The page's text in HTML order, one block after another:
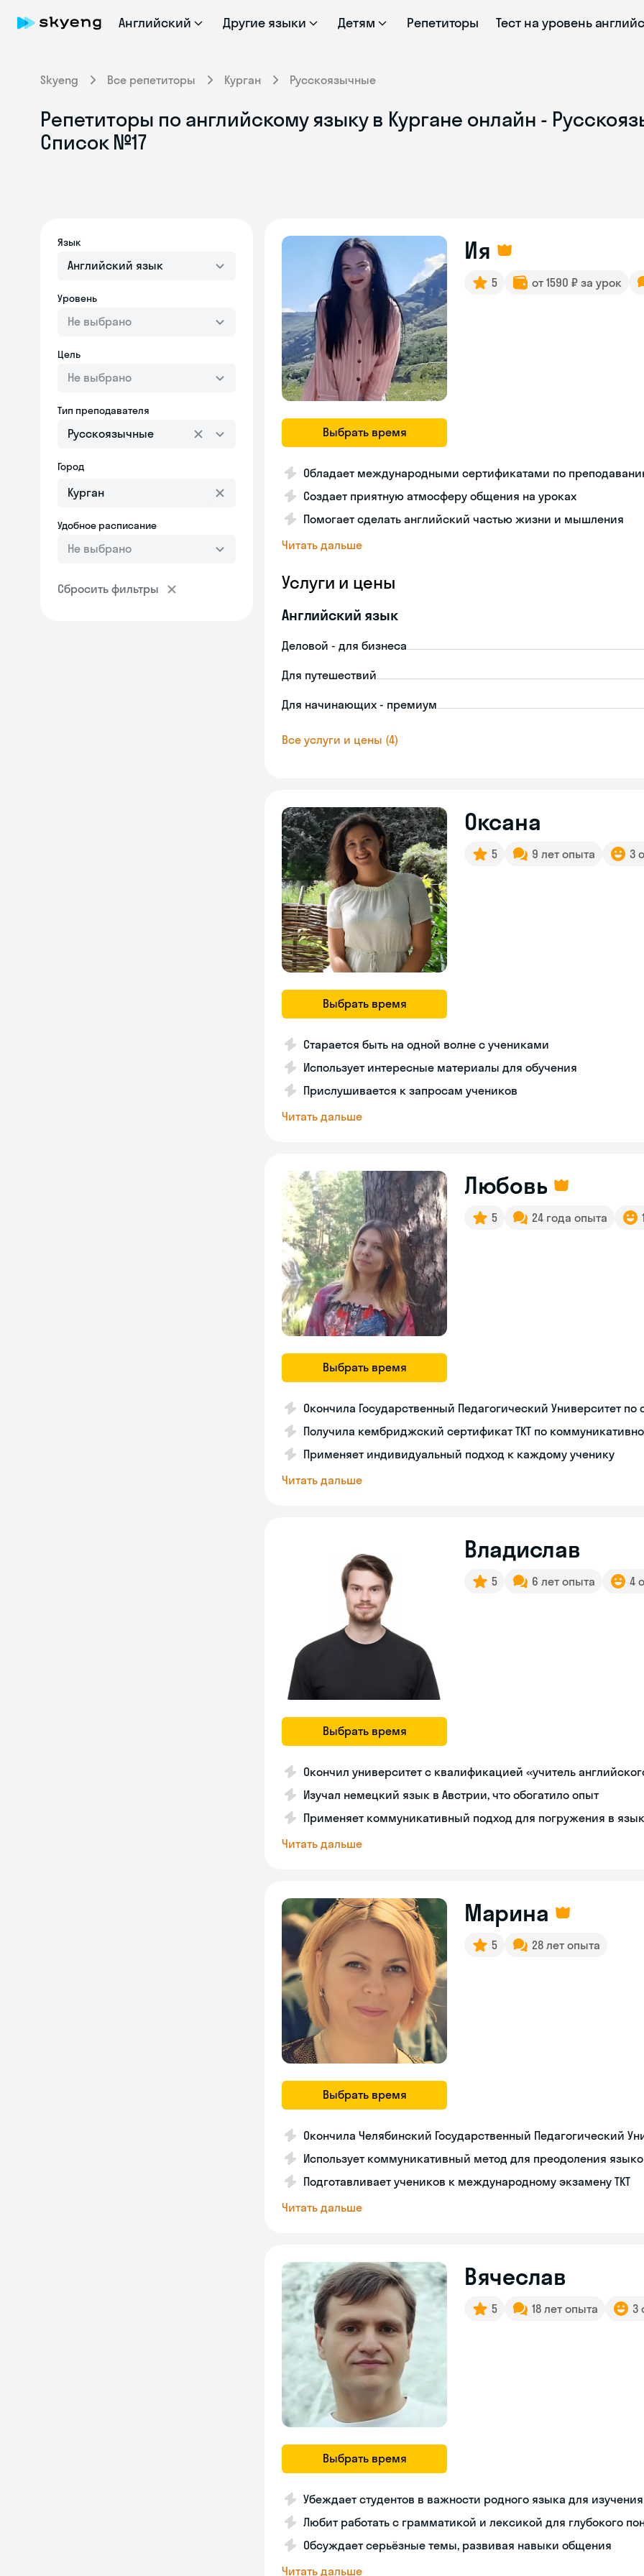
Английский Другие языки Детям Репетиторы Тест на уровень
Skyeng Все репетиторы Курган Русскоязычные
Репетиторы по английскому языку в Кургане онлайн -
Список №17
Язык
Английский язык
Уровень
Не выбрано
Цель
Не выбрано
Тип преподавателя
Русскоязычные
Город
Удобное расписание
Не выбрано
Сбросить фильтры
Выбрать время
Ия
5 от 1590 ₽ за урок
Обладает международными сертификатами по
Создает приятную атмосферу общения на уроках
Помогает сделать английский частью жизни и мышления
Читать дальше
Услуги и цены
Английский язык
Деловой - для бизнеса
Для путешествий
Для начинающих - премиум
Все услуги и цены (4)
Выбрать время
Оксана
5 9 лет опыта 3
Старается быть на одной волне с учениками
Использует интересные материалы для обучения
Прислушивается к запросам учеников
Читать дальше
Выбрать время
Любовь
5 24 года опыта
Окончила Государственный Педагогический Университет по
Получила кембриджский сертификат TKT по
Применяет индивидуальный подход к каждому ученику
Читать дальше
Выбрать время
Владислав
5 6 лет опыта 4
Окончил университет с квалификацией «учитель
Изучал немецкий язык в Австрии, что обогатило опыт
Применяет коммуникативный подход для погружения в язык
Читать дальше
Выбрать время
Марина
5 28 лет опыта
Окончила Челябинский Государственный Педагогический
Использует коммуникативный метод для преодоления
Подготавливает учеников к международному экзамену TKT
Читать дальше
Выбрать время
Вячеслав
5 18 лет опыта 3
Убеждает студентов в важности родного языка для
Любит работать с грамматикой и лексикой для глубокого
Обсуждает серьёзные темы, развивая навыки общения
Читать дальше